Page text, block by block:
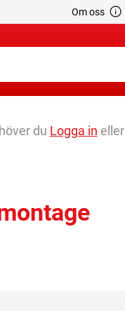
Om oss
du Logga in eller